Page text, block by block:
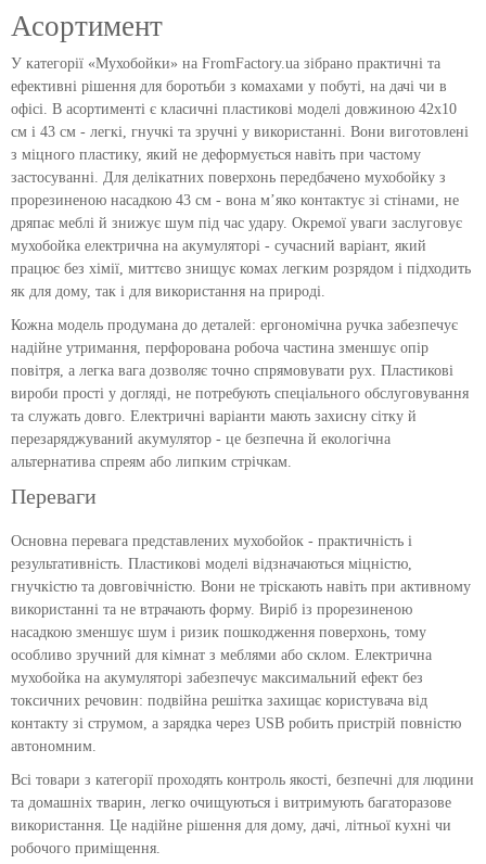
Асортимент
У категорії «Мухобойки» на FromFactory.ua зібрано практичні та
ефективні рішення для боротьби з комахами у побуті, на дачі чи в
офісі. В асортименті є класичні пластикові моделі довжиною 42х10
см і 43 см - легкі, гнучкі та зручні у використанні. Вони виготовлені
з міцного пластику, який не деформується навіть при частому
застосуванні. Для делікатних поверхонь передбачено мухобойку з
прорезиненою насадкою 43 см - вона м’яко контактує зі стінами, не
дряпає меблі й знижує шум під час удару. Окремої уваги заслуговує
мухобойка електрична на акумуляторі - сучасний варіант, який
працює без хімії, миттєво знищує комах легким розрядом і підходить
як для дому, так і для використання на природі.
Кожна модель продумана до деталей: ергономічна ручка забезпечує
надійне утримання, перфорована робоча частина зменшує опір
повітря, а легка вага дозволяє точно спрямовувати рух. Пластикові
вироби прості у догляді, не потребують спеціального обслуговування
та служать довго. Електричні варіанти мають захисну сітку й
перезаряджуваний акумулятор - це безпечна й екологічна
альтернатива спреям або липким стрічкам.
Переваги
Основна перевага представлених мухобойок - практичність і
результативність. Пластикові моделі відзначаються міцністю,
гнучкістю та довговічністю. Вони не тріскають навіть при активному
використанні та не втрачають форму. Виріб із прорезиненою
насадкою зменшує шум і ризик пошкодження поверхонь, тому
особливо зручний для кімнат з меблями або склом. Електрична
мухобойка на акумуляторі забезпечує максимальний ефект без
токсичних речовин: подвійна решітка захищає користувача від
контакту зі струмом, а зарядка через USB робить пристрій повністю
автономним.
Всі товари з категорії проходять контроль якості, безпечні для людини
та домашніх тварин, легко очищуються і витримують багаторазове
використання. Це надійне рішення для дому, дачі, літньої кухні чи
робочого приміщення.